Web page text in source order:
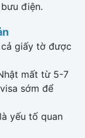
điện.
giấy tờ được
mất từ 5-7
sớm để
yếu tố quan